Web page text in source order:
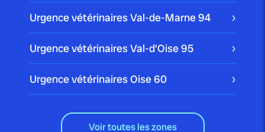
Urgence vétérinaires Val-de-Marne94
Urgence vétérinaires Val-d'Oise95
Urgence vétérinaires Oise60
Voir toutes les zones